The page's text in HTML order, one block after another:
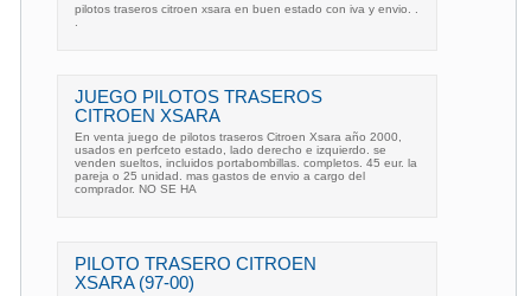
pilotos traseros citroen xsara en buen estado con iva y envio. .
JUEGO PILOTOS TRASEROS
CITROEN XSARA
En venta juego de pilotos traseros Citroen Xsara año 2000,
usados en perfceto estado, lado derecho e izquierdo. se
venden sueltos, incluidos portabombillas. completos. 45 eur. la
pareja o 25 unidad. mas gastos de envio a cargo del
comprador. NO SE HA
PILOTO TRASERO CITROEN
XSARA (97-00)